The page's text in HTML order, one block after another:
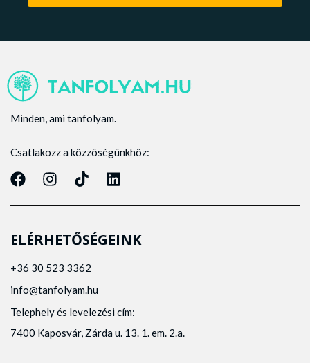
Minden, ami tanfolyam.
Csatlakozz a közzöségünkhöz:
ELÉRHETŐSÉGEINK
+36 30 523 3362
info@tanfolyam.hu
Telephely és levelezési cím:
7400 Kaposvár, Zárda u. 13. 1. em. 2.a.